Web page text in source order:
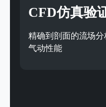
CFD仿真验
精确到剖面的流场
气动性能